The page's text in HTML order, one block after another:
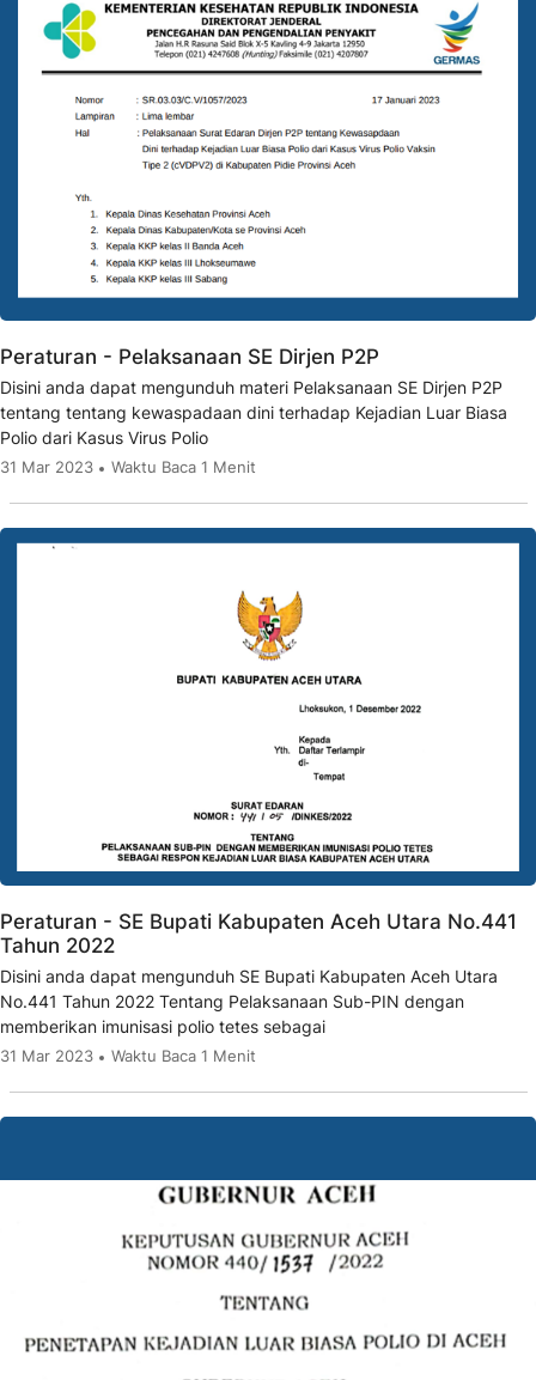
Peraturan - Pelaksanaan SE Dirjen P2P
Disini anda dapat mengunduh materi Pelaksanaan SE Dirjen P2P
tentang tentang kewaspadaan dini terhadap Kejadian Luar Biasa
Polio dari Kasus Virus Polio
31 Mar 2023 Waktu Baca 1 Menit
Peraturan - SE Bupati Kabupaten Aceh Utara No.441
Tahun 2022
Disini anda dapat mengunduh SE Bupati Kabupaten Aceh Utara
No.441 Tahun 2022 Tentang Pelaksanaan Sub-PIN dengan
memberikan imunisasi polio tetes sebagai
31 Mar 2023 Waktu Baca 1 Menit